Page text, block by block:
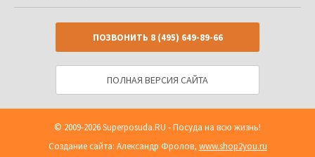
ПОЗВОНИТЬ 8 (495) 649-89-66
ПОЛНАЯ ВЕРСИЯ САЙТА
© 2009-2026Superposuda.RU - Посуда на всю жизнь!
Создание сайта: Александр Фролов, www.shop2you.ru